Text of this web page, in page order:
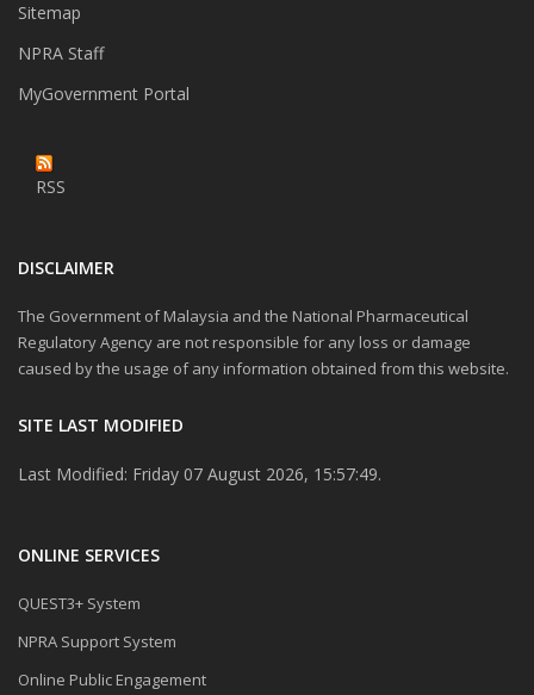
Sitemap
NPRA Staff
MyGovernment Portal
RSS
DISCLAIMER
The Government of Malaysia and the National Pharmaceutical
Regulatory Agency are not responsible for any loss or damage
caused by the usage of any information obtained from this website.
SITE LAST MODIFIED
Last Modified: Friday 07 August 2026, 15:57:49.
ONLINE SERVICES
QUEST3+ System
NPRA Support System
Online Public Engagement